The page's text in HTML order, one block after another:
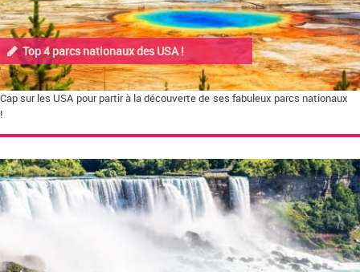
Top 4 parcs nationaux des USA !
Cap sur les USA pour partir à la découverte de ses fabuleux parcs nationaux
!